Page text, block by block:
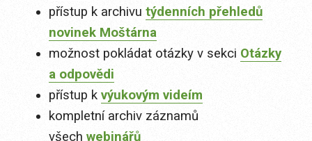
přístup k archivu týdenních přehledů
novinek Moštárna
možnost pokládat otázky v sekci Otázky
a odpovědi
přístup k výukovým videím
kompletní archiv záznamů
všech webinářů